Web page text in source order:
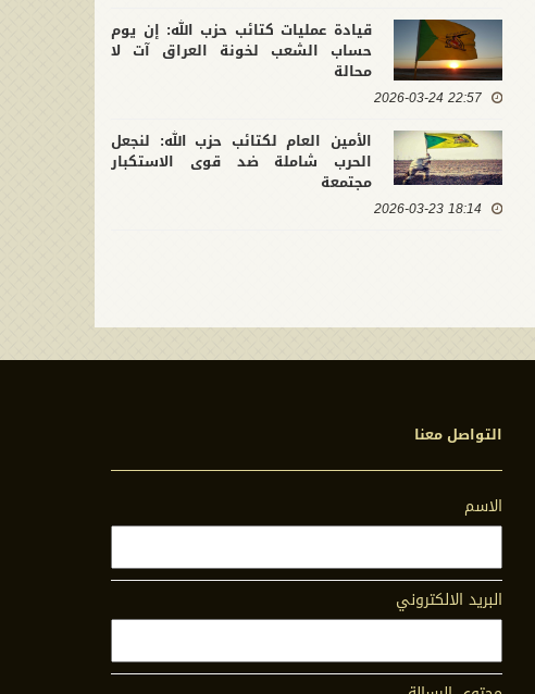
قيادة عمليات كتائب حزب الله: إن يوم
حساب الشعب لخونة العراق آت لا
محالة
22:57 2026-03-24
الأمين العام لكتائب حزب الله: لنجعل
الحرب شاملة ضد قوى الاستكبار
مجتمعة
18:14 2026-03-23
التواصل معنا
الاسم
البريد الالكتروني